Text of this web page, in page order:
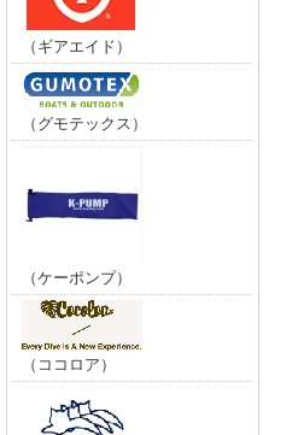
（ギアエイド）
（グモテックス）
（ケーポンプ）
（ココロア）